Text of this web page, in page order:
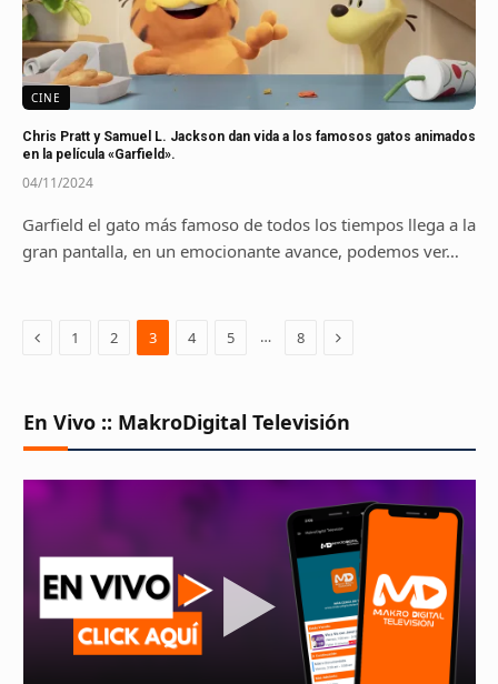
CINE
Chris Pratt y Samuel L. Jackson dan vida a los famosos gatos animados
en la película «Garfield».
04/11/2024
Garfield el gato más famoso de todos los tiempos llega a la
gran pantalla, en un emocionante avance, podemos ver…
Previous
1 2 3 4 5 … 8 Next
En Vivo :: MakroDigital Televisión